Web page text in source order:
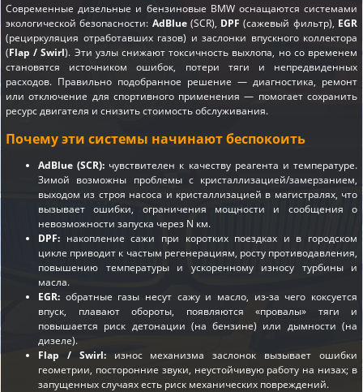
Современные дизельные и бензиновые BMW оснащаются системами
экологической безопасности: AdBlue(SCR), DPF (сажевый фильтр), EGR
(рециркуляция отработавших газов) и заслонки впускного коллектора
(Flap / Swirl). Эти узлы снижают токсичность выхлопа, но со временем
становятся источником ошибок, потери тяги и непредвиденных
расходов. Правильно подобранное решение — диагностика, ремонт
или отключение для спортивного применения — помогает сохранить
ресурс двигателя и снизить стоимость обслуживания.
Почему эти системы начинают беспокоить
AdBlue (SCR): чувствителен к качеству реагента и температуре.
Зимой возможны проблемы с кристаллизацией/замерзанием,
выходом из строя насоса и кристаллизацией в магистралях, что
вызывает ошибки, ограничения мощности и сообщения о
невозможности запуска через N км.
DPF: накопление сажи при коротких поездках и в городском
цикле приводит к частым регенерациям, росту противодавления,
повышению температуры и ускоренному износу турбины и
масла.
EGR: обратные газы несут сажу и масло, из-за чего коксуется
впуск, плавают обороты, появляются «провалы» тяги и
повышается риск детонации (на бензине) или дымности (на
дизеле).
Flap / Swirl:износ механизма заслонок вызывает ошибки
геометрии, посторонние звуки, неустойчивую работу на низах; в
запущенных случаях есть риск механических повреждений.